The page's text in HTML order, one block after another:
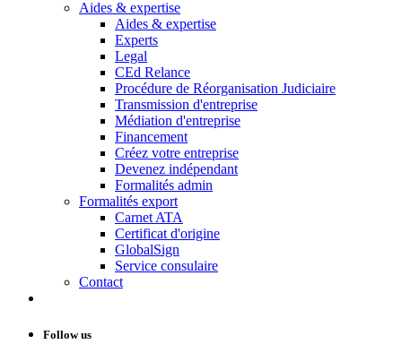
Aides & expertise
Aides & expertise
Experts
Legal
CEd Relance
Procédure de Réorganisation Judiciaire
Transmission d'entreprise
Médiation d'entreprise
Financement
Créez votre entreprise
Devenez indépendant
Formalités admin
Formalités export
Carnet ATA
Certificat d'origine
GlobalSign
Service consulaire
Contact
Follow us